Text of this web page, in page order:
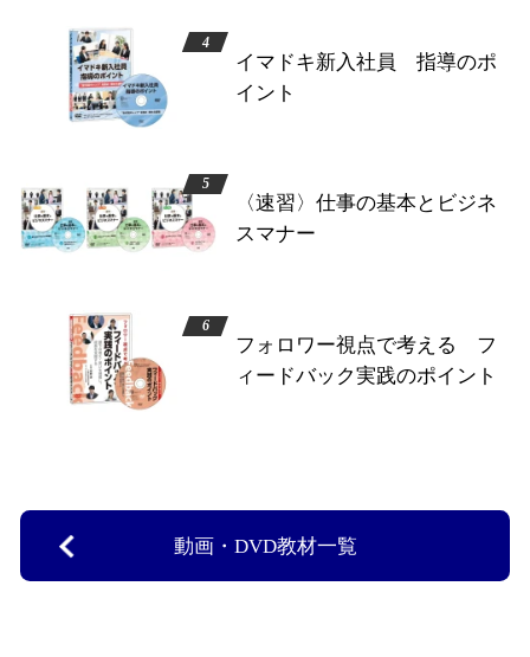
イマドキ新入社員 指導のポ
イント
〈速習〉仕事の基本とビジネ
スマナー
フォロワー視点で考える フ
ィードバック実践のポイント
動画・DVD教材一覧